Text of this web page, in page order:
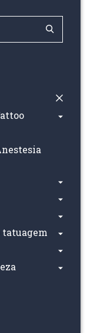
tatuagem